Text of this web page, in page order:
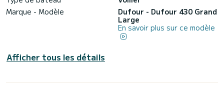
Marque - Modèle
Dufour - Dufour 430 Grand
Large
En savoir plus sur ce modèle
Afficher tous les détails